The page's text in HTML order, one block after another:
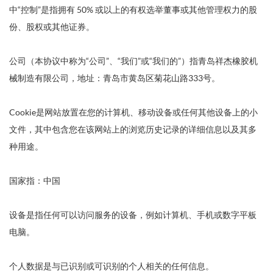
中“控制”是指拥有 50% 或以上的有权选举董事或其他管理权力的股
份、股权或其他证券。
公司（本协议中称为“公司”、“我们”或“我们的”）指青岛祥杰橡胶机
械制造有限公司，地址：青岛市黄岛区菊花山路333号。
Cookie是网站放置在您的计算机、移动设备或任何其他设备上的小
文件，其中包含您在该网站上的浏览历史记录的详细信息以及其多
种用途。
国家指：中国
设备是指任何可以访问服务的设备，例如计算机、手机或数字平板
电脑。
个人数据是与已识别或可识别的个人相关的任何信息。